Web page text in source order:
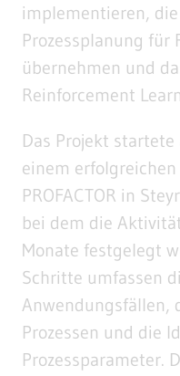
implementieren,
Prozessplanung für
übernehmen und
Reinforcement
Das Projekt
einem
PROFACTOR in
bei dem die
Monate festgelegt
Schritte umfassen
Anwendungsfällen,
Prozessen und die
Prozessparameter.